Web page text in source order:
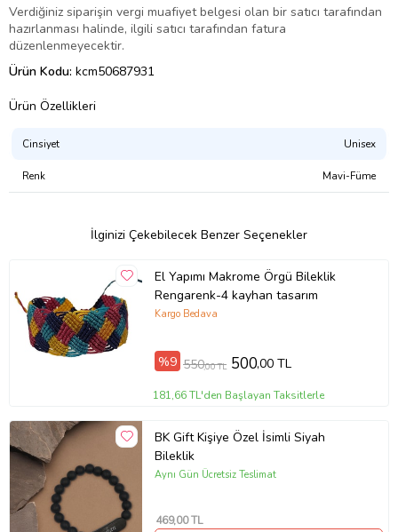
Verdiğiniz siparişin vergi muafiyet belgesi olan bir satıcı tarafından
hazırlanması halinde, ilgili satıcı tarafından fatura
düzenlenmeyecektir.
Ürün Kodu: kcm50687931
Ürün Özellikleri
Cinsiyet Unisex
Renk Mavi-Füme
İlginizi Çekebilecek Benzer Seçenekler
El Yapımı Makrome Örgü Bileklik
Rengarenk-4 kayhan tasarım
Kargo Bedava
%9 550,00 TL 500,00 TL
181,66 TL'den Başlayan Taksitlerle
BK Gift Kişiye Özel İsimli Siyah
Bileklik
Aynı Gün Ücretsiz Teslimat
469,00 TL